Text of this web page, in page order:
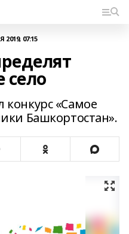
07:15
село
«Самое
Башкортостан».